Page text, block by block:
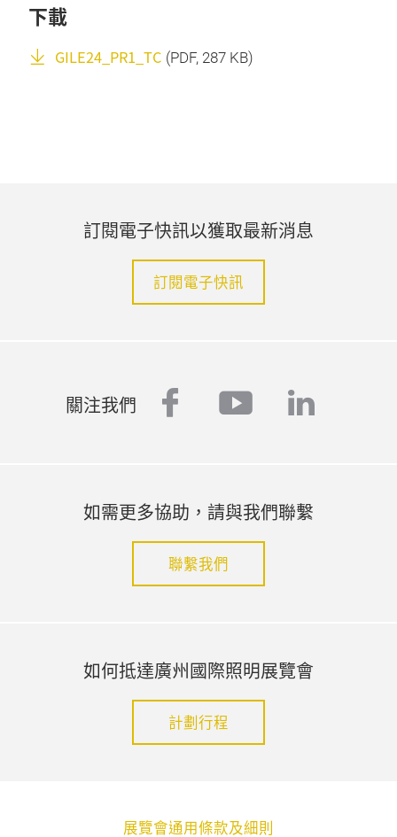
下載
GILE24_PR1_TC (PDF, 287 KB)
訂閱電子快訊以獲取最新消息
訂閱電子快訊
關注我們 facebook
youtube
如需更多協助，請與我們聯繫
聯繫我們
如何抵達廣州國際照明展覽會
計劃行程
展覽會通用條款及細則